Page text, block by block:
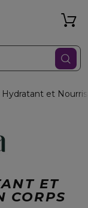
Hydratant et
ET
CORPS